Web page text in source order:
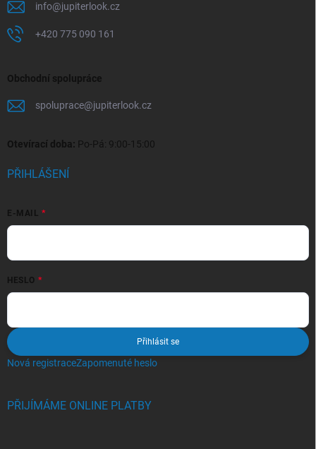
info@jupiterlook.cz
+420 775 090 161
Obchodní spolupráce
spoluprace@jupiterlook.cz
Otevírací doba: Po-Pá: 9:00-15:00
PŘIHLÁŠENÍ
E-MAIL
HESLO
Přihlásit se
Nová registraceZapomenuté heslo
PŘIJÍMÁME ONLINE PLATBY